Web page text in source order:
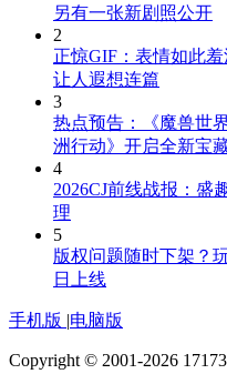
另有一张新剧照公开
2
正惊GIF：表情如此
让人遐想连篇
3
热点预告：《魔兽世
洲行动》开启全新宝
4
2026CJ前线战报：盛
理
5
版权问题随时下架？
日上线
手机版 |电脑版
Copyright © 2001-2026